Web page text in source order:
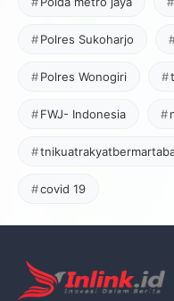
Polres Sukoharjo
Polres Wonogiri
FWJ- Indonesia
covid 19